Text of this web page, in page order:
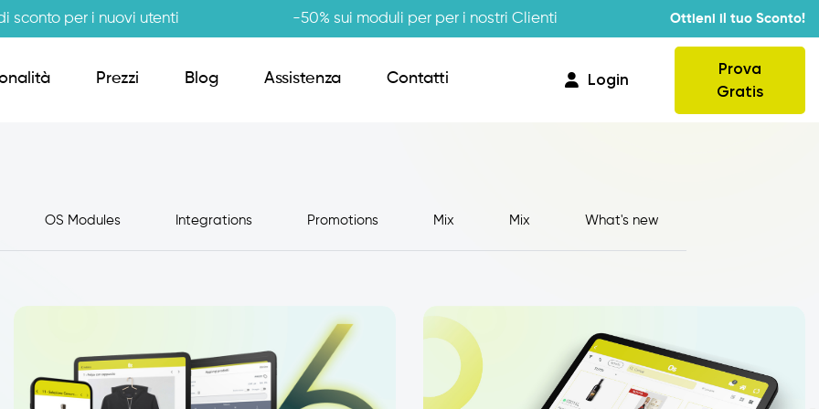
sconto per i nuovi utenti -50% sui moduli per per i nostri Clienti Ottieni il tuo Sconto!
CRM Giro Visite
Provvigioni
Integrazione
Prezzi Blog Assistenza Contatti Login
Prova
Gratis
OS Modules Integrations Promotions Mix Mix What's new